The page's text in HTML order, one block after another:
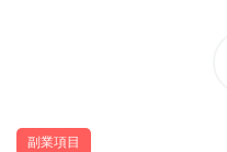
副業項目